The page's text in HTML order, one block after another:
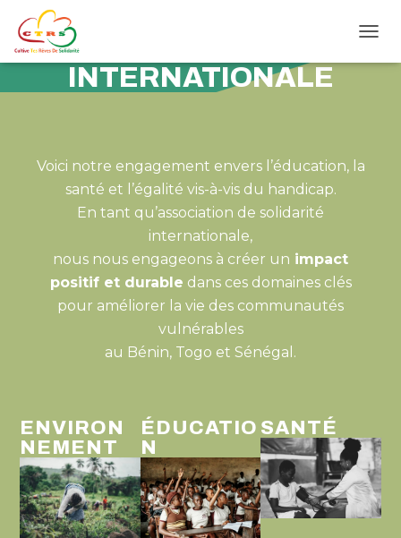
NOS PROJETS SOLIDARITÉ
INTERNATIONALE
Voici notre engagement envers l’éducation, la
santé et l’égalité vis-à-vis du handicap.
En tant qu’association de solidarité
internationale,
nous nous engageons à créer un impact
positif et durable dans ces domaines clés
pour améliorer la vie des communautés
vulnérables
au Bénin, Togo et Sénégal.
ENVIRON
NEMENT​
ÉDUCATIO
N
SANTÉ